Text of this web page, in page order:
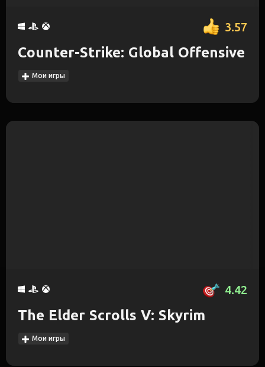
3.57
Counter-Strike: Global Offensive
Мои игры
4.42
The Elder Scrolls V: Skyrim
Мои игры